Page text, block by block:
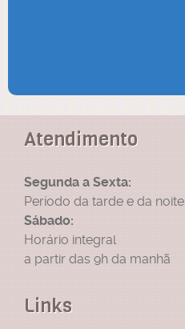
Atendimento
Segunda a Sexta:
Período da tarde e da noite
Sábado:
Horário integral
a partir das 9h da manhã
Links